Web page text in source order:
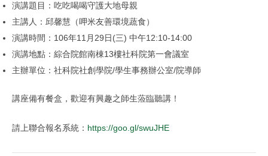
演講題目：吃吃喝喝守護大地母親
主講人：邱馨慧（呷米友善環境蔬食）
演講時間：106年11月29日(三) 中午12:10-14:00
演講地點：綜合院館南棟13樓社科院第一會議室
主辦單位：社科院社創學院/學生事務辦公室/院導師
講座備有餐盒，歡迎有興趣之師生蒞臨聽講！
請上聯合報名系統： https://goo.gl/swuJHE